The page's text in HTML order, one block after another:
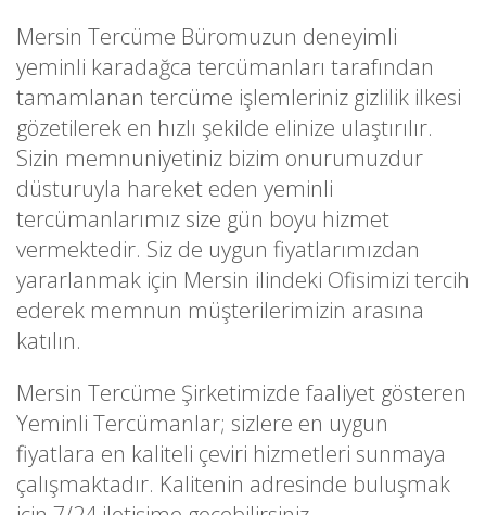
Mersin Tercüme Büromuzun deneyimli
yeminli karadağca tercümanları tarafından
tamamlanan tercüme işlemleriniz gizlilik ilkesi
gözetilerek en hızlı şekilde elinize ulaştırılır.
Sizin memnuniyetiniz bizim onurumuzdur
düsturuyla hareket eden yeminli
tercümanlarımız size gün boyu hizmet
vermektedir. Siz de uygun fiyatlarımızdan
yararlanmak için Mersin ilindeki Ofisimizi tercih
ederek memnun müşterilerimizin arasına
katılın.
Mersin Tercüme Şirketimizde faaliyet gösteren
Yeminli Tercümanlar; sizlere en uygun
fiyatlara en kaliteli çeviri hizmetleri sunmaya
çalışmaktadır. Kalitenin adresinde buluşmak